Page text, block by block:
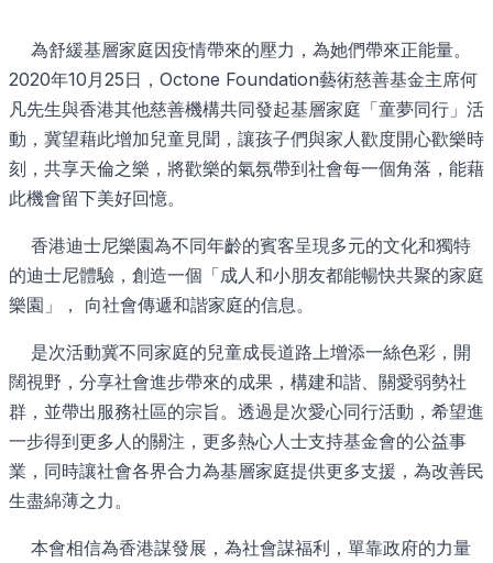
為舒緩基層家庭因疫情帶來的壓力，為她們帶來正能量。
2020年10月25日，Octone Foundation藝術慈善基金主席何
凡先生與香港其他慈善機構共同發起基層家庭「童夢同行」活
動，冀望藉此增加兒童見聞，讓孩子們與家人歡度開心歡樂時
刻，共享天倫之樂，將歡樂的氣氛帶到社會每一個角落，能藉
此機會留下美好回憶。
香港迪士尼樂園為不同年齡的賓客呈現多元的文化和獨特
的迪士尼體驗，創造一個「成人和小朋友都能暢快共聚的家庭
樂園」， 向社會傳遞和諧家庭的信息。
是次活動冀不同家庭的兒童成長道路上增添一絲色彩，開
闊視野，分享社會進步帶來的成果，構建和諧、關愛弱勢社
群，並帶出服務社區的宗旨。透過是次愛心同行活動，希望進
一步得到更多人的關注，更多熱心人士支持基金會的公益事
業，同時讓社會各界合力為基層家庭提供更多支援，為改善民
生盡綿薄之力。
本會相信為香港謀發展，為社會謀福利，單靠政府的力量